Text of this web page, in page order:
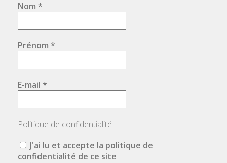
Nom *
Prénom *
E-mail *
Politique de confidentialité
J'ai lu et accepte la politique de
confidentialité de ce site